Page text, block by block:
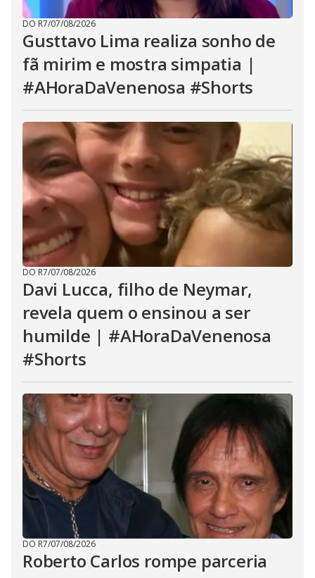
DO R7/07/08/2026
Gusttavo Lima realiza sonho de
fã mirim e mostra simpatia |
#AHoraDaVenenosa #Shorts
DO R7/07/08/2026
Davi Lucca, filho de Neymar,
revela quem o ensinou a ser
humilde | #AHoraDaVenenosa
#Shorts
DO R7/07/08/2026
Roberto Carlos rompe parceria